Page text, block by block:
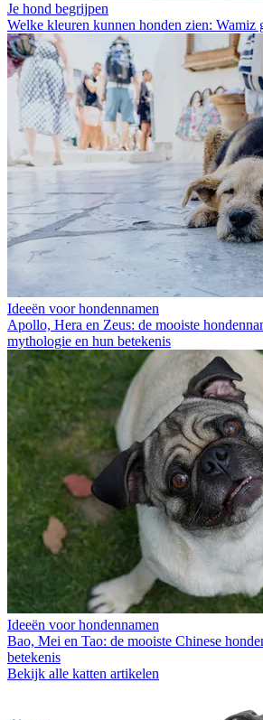
Je hond begrijpen
Welke kleuren kunnen honden zien: Wamiz
Ideeën voor hondennamen
Apollo, Hera en Zeus: de mooiste
mythologie en hun betekenis
Ideeën voor hondennamen
Bao, Mei en Tao: de mooiste Chinese
betekenis
Bekijk alle katten artikelen